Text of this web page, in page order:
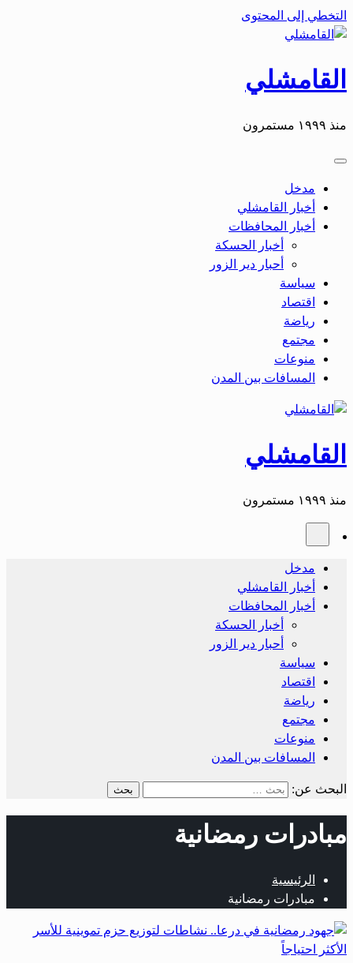
التخطي إلى المحتوى
القامشلي
منذ ١٩٩٩ مستمرون
مدخل
أخبار القامشلي
أخبار المحافظات
أخبار الحسكة
أحبار دير الزور
سياسة
اقتصاد
رياضة
مجتمع
منوعات
المسافات بين المدن
القامشلي
منذ ١٩٩٩ مستمرون
مدخل
أخبار القامشلي
أخبار المحافظات
أخبار الحسكة
أحبار دير الزور
سياسة
اقتصاد
رياضة
مجتمع
منوعات
المسافات بين المدن
البحث عن:
مبادرات رمضانية
الرئيسية
مبادرات رمضانية